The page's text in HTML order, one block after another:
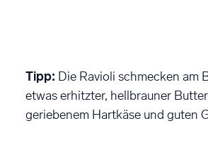
Tipp: Die Ravioli schmecken am
etwas erhitzter, hellbrauner
geriebenem Hartkäse und guten